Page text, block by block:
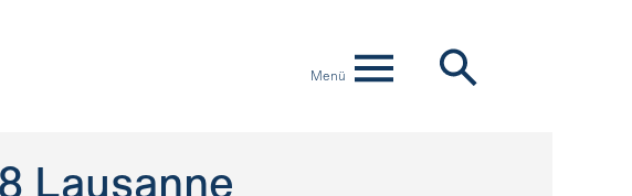
Menü
Lausanne